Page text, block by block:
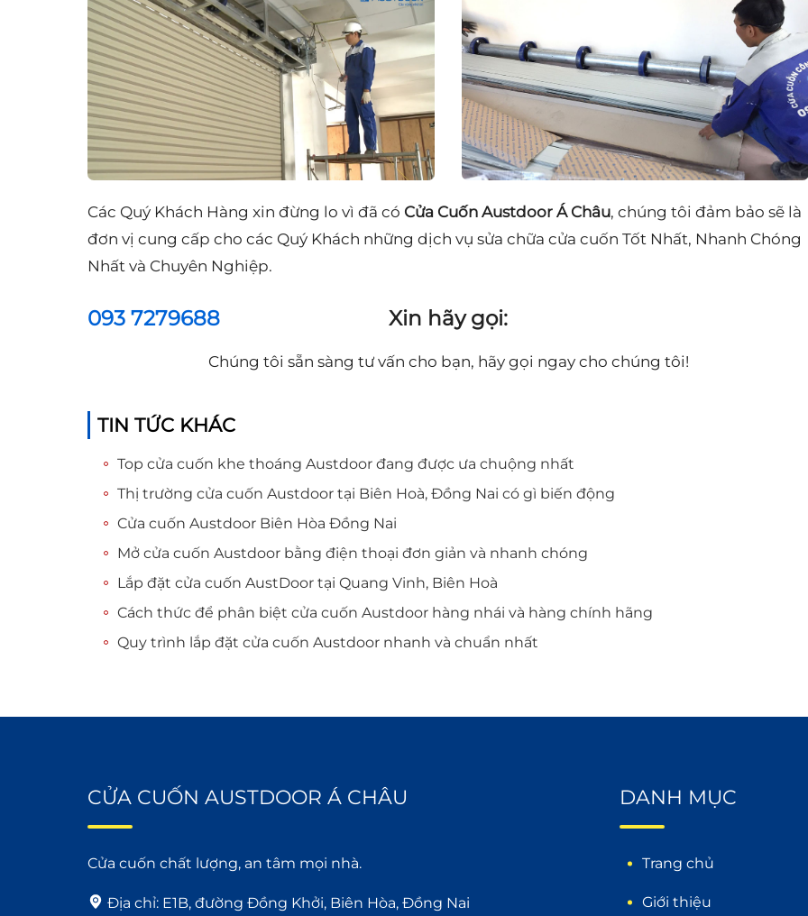
Các Quý Khách Hàng xin đừng lo vì đã có Cửa Cuốn Austdoor Á Châu, chúng tôi đảm bảo sẽ là
đơn vị cung cấp cho các Quý Khách những dịch vụ sửa chữa cửa cuốn Tốt Nhất, Nhanh Chóng
Nhất và Chuyên Nghiệp.
Xin hãy gọi:
093 7279688
Chúng tôi sẵn sàng tư vấn cho bạn, hãy gọi ngay cho chúng tôi!
TIN TỨC KHÁC
Top cửa cuốn khe thoáng Austdoor đang được ưa chuộng nhất
Thị trường cửa cuốn Austdoor tại Biên Hoà, Đồng Nai có gì biến động
Cửa cuốn Austdoor Biên Hòa Đồng Nai
Mở cửa cuốn Austdoor bằng điện thoại đơn giản và nhanh chóng
Lắp đặt cửa cuốn AustDoor tại Quang Vinh, Biên Hoà
Cách thức để phân biệt cửa cuốn Austdoor hàng nhái và hàng chính hãng
Quy trình lắp đặt cửa cuốn Austdoor nhanh và chuẩn nhất
CỬA CUỐN AUSTDOOR Á CHÂU
Cửa cuốn chất lượng, an tâm mọi nhà.
Địa chỉ: E1B, đường Đồng Khởi, Biên Hòa, Đồng Nai
DANH MỤC
Trang chủ
Giới thiệu